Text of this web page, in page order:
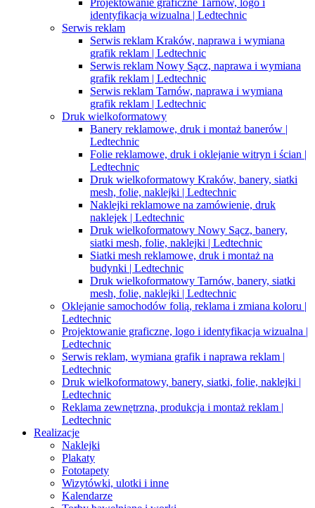
Projektowanie graficzne Tarnów, logo i
identyfikacja wizualna | Ledtechnic
Serwis reklam
Serwis reklam Kraków, naprawa i wymiana
grafik reklam | Ledtechnic
Serwis reklam Nowy Sącz, naprawa i wymiana
grafik reklam | Ledtechnic
Serwis reklam Tarnów, naprawa i wymiana
grafik reklam | Ledtechnic
Druk wielkoformatowy
Banery reklamowe, druk i montaż banerów |
Ledtechnic
Folie reklamowe, druk i oklejanie witryn i ścian |
Ledtechnic
Druk wielkoformatowy Kraków, banery, siatki
mesh, folie, naklejki | Ledtechnic
Naklejki reklamowe na zamówienie, druk
naklejek | Ledtechnic
Druk wielkoformatowy Nowy Sącz, banery,
siatki mesh, folie, naklejki | Ledtechnic
Siatki mesh reklamowe, druk i montaż na
budynki | Ledtechnic
Druk wielkoformatowy Tarnów, banery, siatki
mesh, folie, naklejki | Ledtechnic
Oklejanie samochodów folią, reklama i zmiana koloru |
Ledtechnic
Projektowanie graficzne, logo i identyfikacja wizualna |
Ledtechnic
Serwis reklam, wymiana grafik i naprawa reklam |
Ledtechnic
Druk wielkoformatowy, banery, siatki, folie, naklejki |
Ledtechnic
Reklama zewnętrzna, produkcja i montaż reklam |
Ledtechnic
Realizacje
Naklejki
Plakaty
Fototapety
Wizytówki, ulotki i inne
Kalendarze